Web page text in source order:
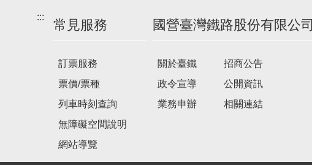
:::
常見服務
訂票服務
票價/票種
列車時刻查詢
無障礙空間說明
網站導覽
國營臺灣鐵路股份有限公司
關於臺鐵
政令宣導
業務申辦
招商公告
公開資訊
相關連結